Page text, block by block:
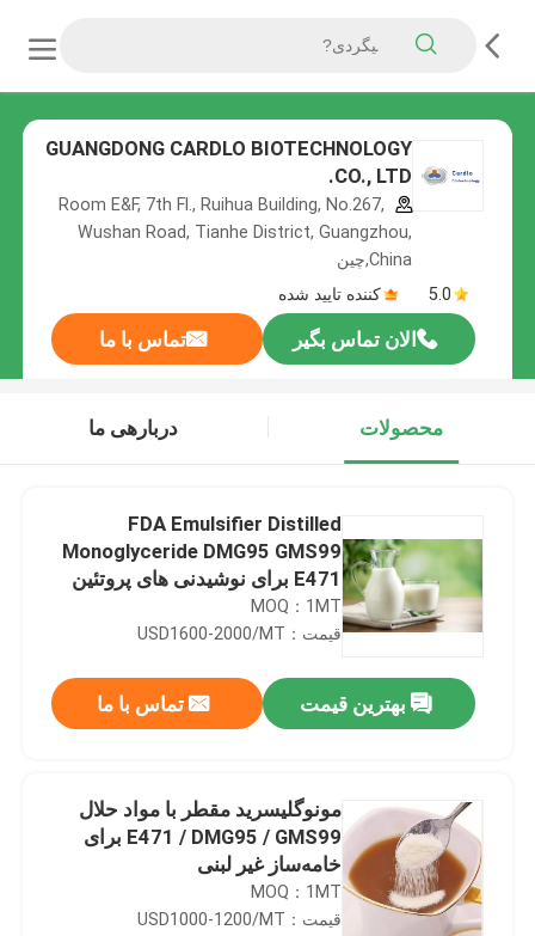
GUANGDONG CARDLO BIOTECHNOLOGY
CO., LTD.
Room E&F, 7th Fl., Ruihua Building, No.267,
Wushan Road, Tianhe District, Guangzhou,
China,چین
5.0
کننده تایید شده
الان تماس بگیر تماس با ما
محصولات دربارهی ما
FDA Emulsifier Distilled
Monoglyceride DMG95 GMS99
E471 برای نوشیدنی های پروتئین
MOQ：1MT
قیمت：USD1600-2000/MT
بهترین قیمت تماس با ما
مونوگلیسرید مقطر با مواد حلال
E471 / DMG95 / GMS99 برای
خامه‌ساز غیر لبنی
MOQ：1MT
قیمت：USD1000-1200/MT